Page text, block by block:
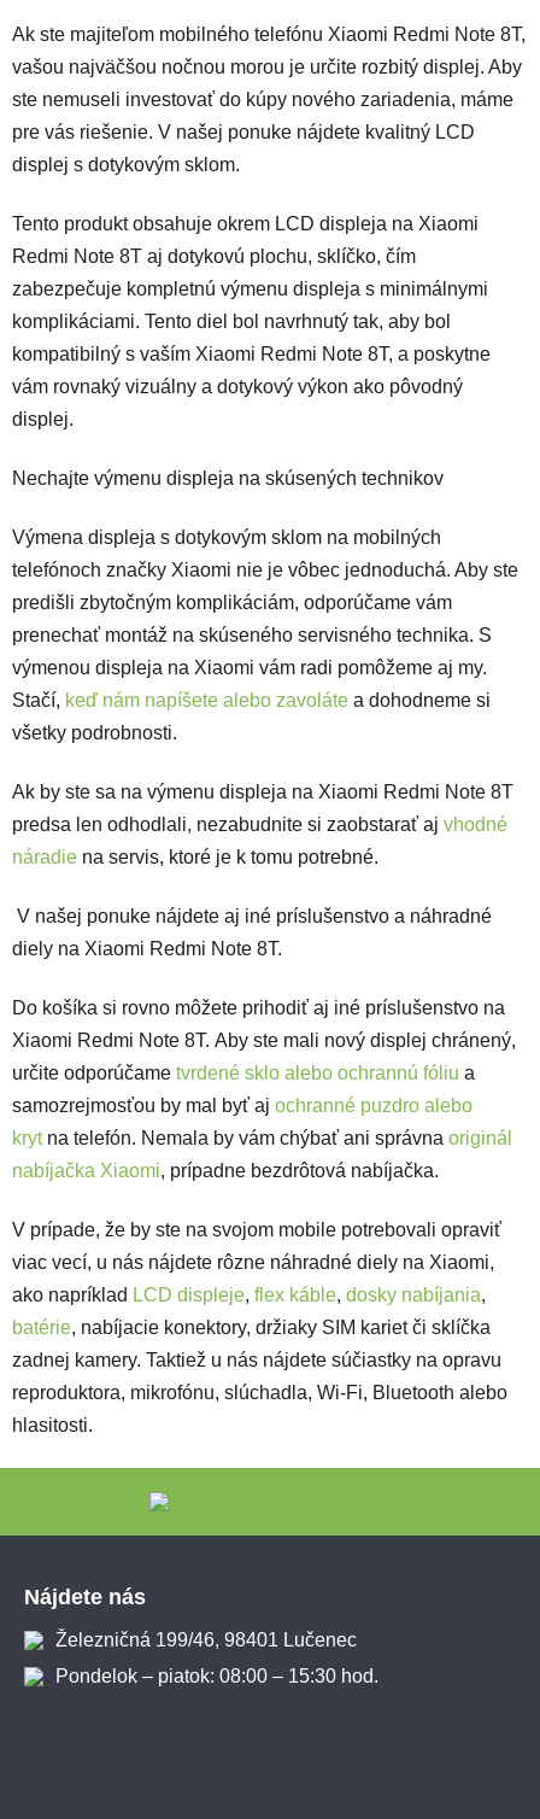
Ak ste majiteľom mobilného telefónu Xiaomi Redmi Note 8T,
vašou najväčšou nočnou morou je určite rozbitý displej. Aby
ste nemuseli investovať do kúpy nového zariadenia, máme
pre vás riešenie. V našej ponuke nájdete kvalitný LCD
displej s dotykovým sklom.
Tento produkt obsahuje okrem LCD displeja na Xiaomi
Redmi Note 8T aj dotykovú plochu, sklíčko, čím
zabezpečuje kompletnú výmenu displeja s minimálnymi
komplikáciami. Tento diel bol navrhnutý tak, aby bol
kompatibilný s vaším Xiaomi Redmi Note 8T, a poskytne
vám rovnaký vizuálny a dotykový výkon ako pôvodný
displej.
Nechajte výmenu displeja na skúsených technikov
Výmena displeja s dotykovým sklom na mobilných
telefónoch značky Xiaomi nie je vôbec jednoduchá. Aby ste
predišli zbytočným komplikáciám, odporúčame vám
prenechať montáž na skúseného servisného technika. S
výmenou displeja na Xiaomi vám radi pomôžeme aj my.
Stačí, keď nám napíšete alebo zavoláte a dohodneme si
všetky podrobnosti.
Ak by ste sa na výmenu displeja na Xiaomi Redmi Note 8T
predsa len odhodlali, nezabudnite si zaobstarať aj vhodné
náradie na servis, ktoré je k tomu potrebné.
V našej ponuke nájdete aj iné príslušenstvo a náhradné
diely na Xiaomi Redmi Note 8T.
Do košíka si rovno môžete prihodiť aj iné príslušenstvo na
Xiaomi Redmi Note 8T. Aby ste mali nový displej chránený,
určite odporúčame tvrdené sklo alebo ochrannú fóliu a
samozrejmosťou by mal byť aj ochranné puzdro alebo
krytna telefón. Nemala by vám chýbať ani správna originál
nabíjačka Xiaomi, prípadne bezdrôtová nabíjačka.
V prípade, že by ste na svojom mobile potrebovali opraviť
viac vecí, u nás nájdete rôzne náhradné diely na Xiaomi,
ako napríklad LCD displeje, flex káble, dosky nabíjania,
batérie, nabíjacie konektory, držiaky SIM kariet či sklíčka
zadnej kamery. Taktiež u nás nájdete súčiastky na opravu
reproduktora, mikrofónu, slúchadla, Wi-Fi, Bluetooth alebo
hlasitosti.
Nájdete nás
Železničná 199/46, 98401 Lučenec
Pondelok – piatok: 08:00 – 15:30 hod.